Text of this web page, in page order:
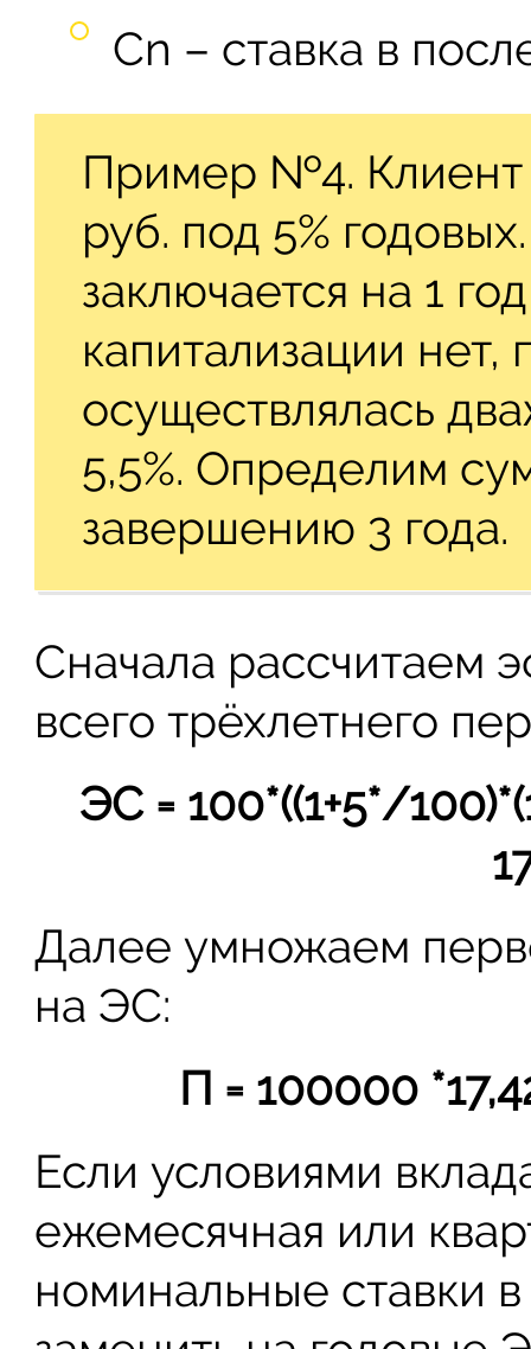
Сn – ставка в
Пример №4. Клиент
руб. под 5%
заключается на 1
капитализации нет,
осуществлялась
5,5%. Определим
завершению 3 года.
Сначала рассчитаем
всего трёхлетнего
ЭС = 100*((1+5*/
Далее умножаем
на ЭС:
П = 100000
Если условиями
ежемесячная или
номинальные ставки